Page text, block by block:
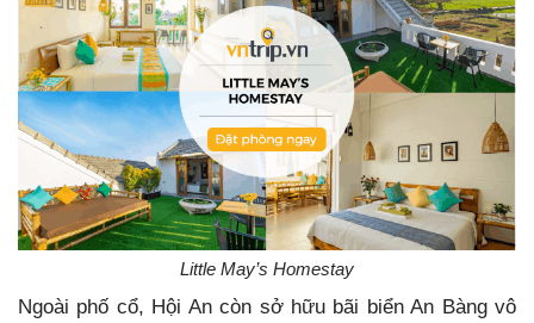
Little May’s Homestay
Ngoài phố cổ, Hội An còn sở hữu bãi biển An Bàng vô